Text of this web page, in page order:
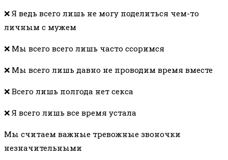
записи:
❌ Я ведь всего лишь не могу поделиться чем-то
личным с мужем
❌ Мы всего всего лишь часто ссоримся
❌ Мы всего лишь давно не проводим время вместе
❌ Всего лишь полгода нет секса
❌ Я всего лишь все время устала
Мы считаем важные тревожные звоночки
незначительными